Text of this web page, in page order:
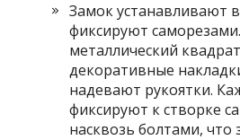
Замок устанавливают
фиксируют
металлический
декоративные
надевают рукоятки.
фиксируют к створке
насквозь болтами, что